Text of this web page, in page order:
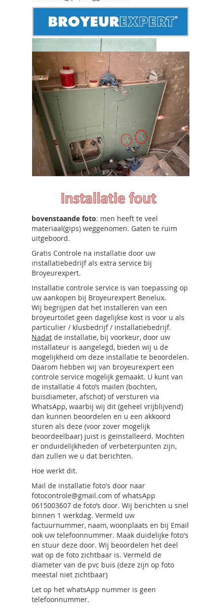
bovenstaande foto: men heeft te veel
materiaal(gips) weggenomen. Gaten te ruim
uitgeboord.
Gratis Controle na installatie door uw
installatiebedrijf als extra service bij
Broyeurexpert.
Installatie controle service is van toepassing op
uw aankopen bij Broyeurexpert Benelux.
Wij begrijpen dat het installeren van een
broyeurtoilet geen dagelijkse kost is voor u als
particulier / klusbedrijf / installatiebedrijf.
Nadat de installatie, bij voorkeur, door uw
installateur is aangelegd, bieden wij u de
mogelijkheid om deze installatie te beoordelen.
Daarom hebben wij van broyeurexpert een
controle service mogelijk gemaakt. U kunt van
de installatie 4 foto’s mailen (bochten,
buisdiameter, afschot) of versturen via
WhatsApp, waarbij wij dit (geheel vrijblijvend)
dan kunnen beoordelen en u een akkoord
sturen als deze (voor zover mogelijk
beoordeelbaar) juist is geïnstalleerd. Mochten
er onduidelijkheden of verbeterpunten zijn,
dan zullen we u dat berichten.
Hoe werkt dit.
Mail de installatie foto's door naar
fotocontrole@gmail.com of whatsApp
0615003607 de foto’s door. Wij berichten u snel
binnen 1 werkdag. Vermeld uw
factuurnummer, naam, woonplaats en bij Email
ook uw telefoonnummer. Maak duidelijke foto's
en stuur deze door. Wij beoordelen het deel
wat op de foto zichtbaar is. Vermeld de
diameter van de pvc buis (deze zijn op foto
meestal niet zichtbaar)
Let op het whatsApp nummer is geen
telefoonnummer.